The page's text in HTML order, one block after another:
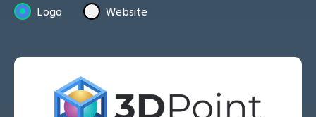
Logo
Website